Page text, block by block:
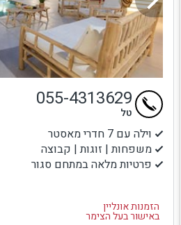
וילה עם 7 חדרי מאסטר
משפחות | זוגות | קבוצה
פרטיות מלאה במתחם סגור
הזמנות אונליין
באישור בעל הצימר
055-4313629
טל